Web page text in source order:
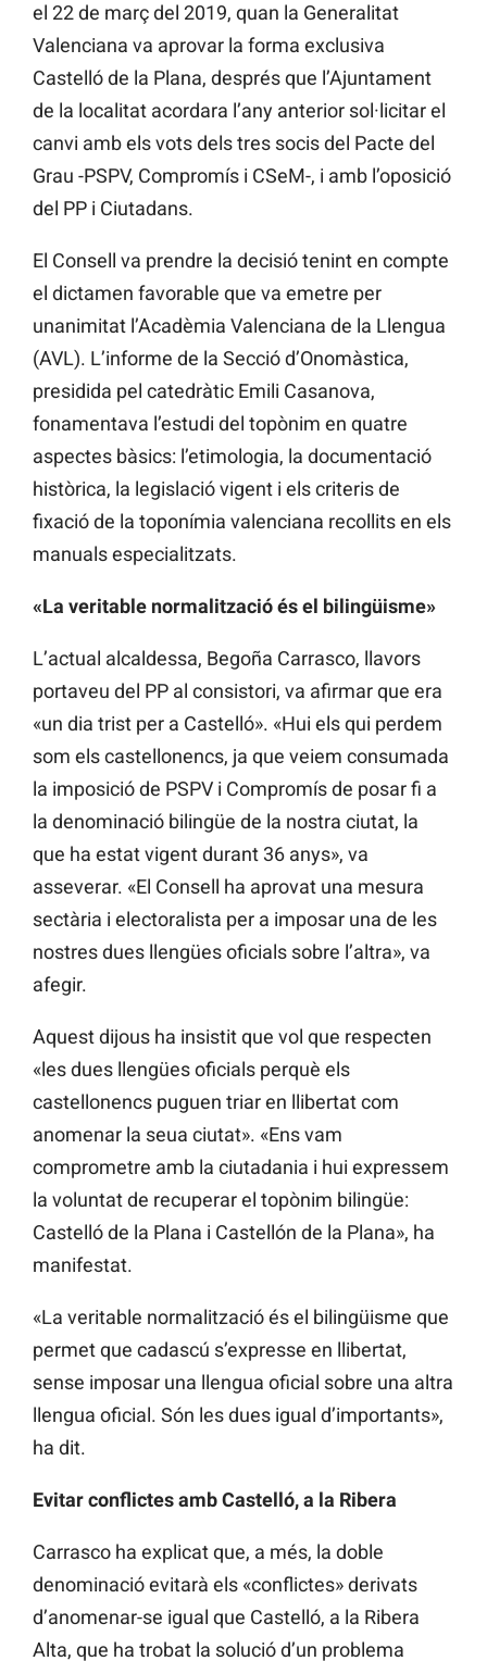
el 22 de març del 2019, quan la Generalitat
Valenciana va aprovar la forma exclusiva
Castelló de la Plana, després que l’Ajuntament
de la localitat acordara l’any anterior sol·licitar el
canvi amb els vots dels tres socis del Pacte del
Grau -PSPV, Compromís i CSeM-, i amb l’oposició
del PP i Ciutadans.
El Consell va prendre la decisió tenint en compte
el dictamen favorable que va emetre per
unanimitat l’Acadèmia Valenciana de la Llengua
(AVL). L’informe de la Secció d’Onomàstica,
presidida pel catedràtic Emili Casanova,
fonamentava l’estudi del topònim en quatre
aspectes bàsics: l’etimologia, la documentació
històrica, la legislació vigent i els criteris de
fixació de la toponímia valenciana recollits en els
manuals especialitzats.
«La veritable normalització és el bilingüisme»
L’actual alcaldessa, Begoña Carrasco, llavors
portaveu del PP al consistori, va afirmar que era
«un dia trist per a Castelló». «Hui els qui perdem
som els castellonencs, ja que veiem consumada
la imposició de PSPV i Compromís de posar fi a
la denominació bilingüe de la nostra ciutat, la
que ha estat vigent durant 36 anys», va
asseverar. «El Consell ha aprovat una mesura
sectària i electoralista per a imposar una de les
nostres dues llengües oficials sobre l’altra», va
afegir.
Aquest dijous ha insistit que vol que respecten
«les dues llengües oficials perquè els
castellonencs puguen triar en llibertat com
anomenar la seua ciutat». «Ens vam
comprometre amb la ciutadania i hui expressem
la voluntat de recuperar el topònim bilingüe:
Castelló de la Plana i Castellón de la Plana», ha
manifestat.
«La veritable normalització és el bilingüisme que
permet que cadascú s’expresse en llibertat,
sense imposar una llengua oficial sobre una altra
llengua oficial. Són les dues igual d’importants»,
ha dit.
Evitar conflictes amb Castelló, a la Ribera
Carrasco ha explicat que, a més, la doble
denominació evitarà els «conflictes» derivats
d’anomenar-se igual que Castelló, a la Ribera
Alta, que ha trobat la solució d’un problema